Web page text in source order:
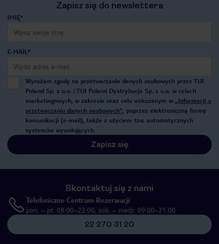
Zapisz się do newslettera
IMIĘ*
E-MAIL*
Wyrażam zgodę na przetwarzanie danych osobowych przez TUI
Poland Sp. z o.o. i TUI Poland Dystrybucja Sp. z o.o. w celach
marketingowych, w zakresie oraz celu wskazanym w „Informacji o
przetwarzaniu danych osobowych”, poprzez elektroniczną formę
komunikacji (e-mail), także z użyciem tzw. automatycznych
systemów wywołujących.
Zapisz się
Skontaktuj się z nami
Telefoniczne Centrum Rezerwacji
pon. – pt. 08:00–22:00, sob. – niedz. 09:00–21:00
22 270 31 20